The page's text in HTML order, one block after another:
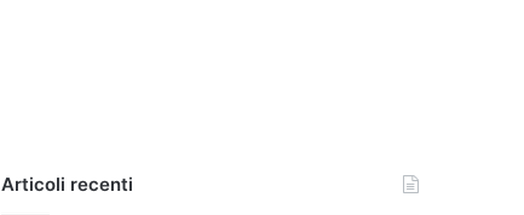
e
Articoli recenti